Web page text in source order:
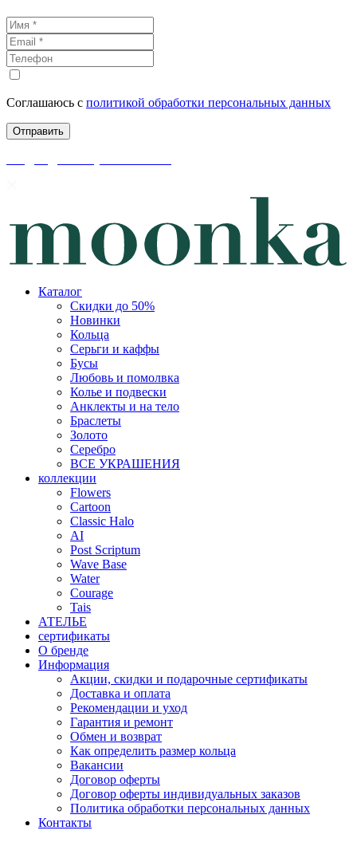
Соглашаюсь с политикой обработки персональных данных
Каталог
Скидки до 50%
Новинки
Кольца
Серьги и каффы
Бусы
Любовь и помолвка
Колье и подвески
Анклекты и на тело
Браслеты
Золото
Серебро
ВСЕ УКРАШЕНИЯ
коллекции
Flowers
Cartoon
Classic Halo
AI
Post Scriptum
Wave Base
Water
Courage
Tais
АТЕЛЬЕ
сертификаты
О бренде
Информация
Акции, скидки и подарочные сертификаты
Доставка и оплата
Рекомендации и уход
Гарантия и ремонт
Обмен и возврат
Как определить размер кольца
Вакансии
Договор оферты
Договор оферты индивидуальных заказов
Политика обработки персональных данных
Контакты